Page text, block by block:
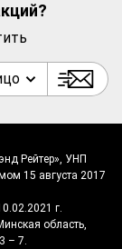
Рейтер», УНП
15 августа 2017
г.
область,
– 7.